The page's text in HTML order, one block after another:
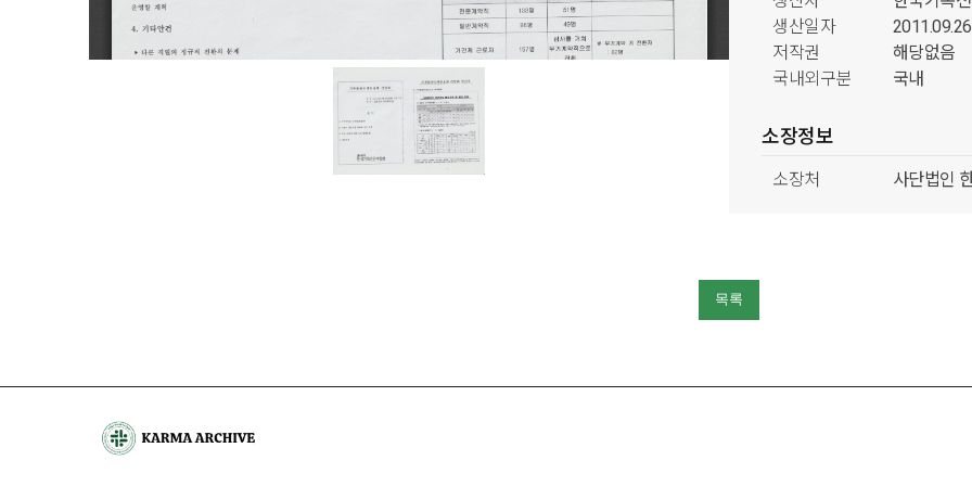
생산일자
2011.09.26
저작권
해당없음
국내외구분
국내
소장정보
소장처 사단법인
목록